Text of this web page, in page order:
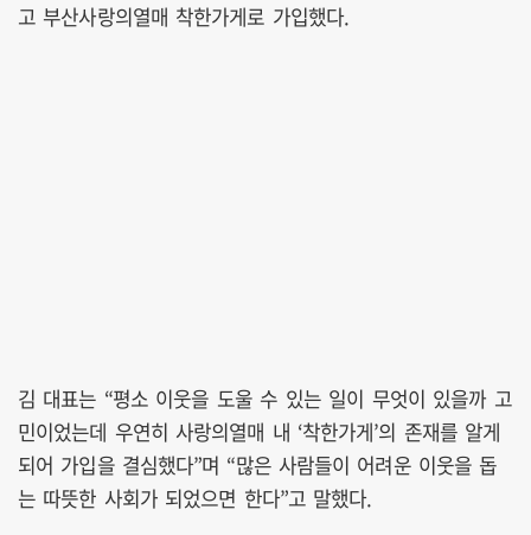
고 부산사랑의열매 착한가게로 가입했다.
김 대표는 “평소 이웃을 도울 수 있는 일이 무엇이 있을까 고
민이었는데 우연히 사랑의열매 내 ‘착한가게’의 존재를 알게
되어 가입을 결심했다”며 “많은 사람들이 어려운 이웃을 돕
는 따뜻한 사회가 되었으면 한다”고 말했다.